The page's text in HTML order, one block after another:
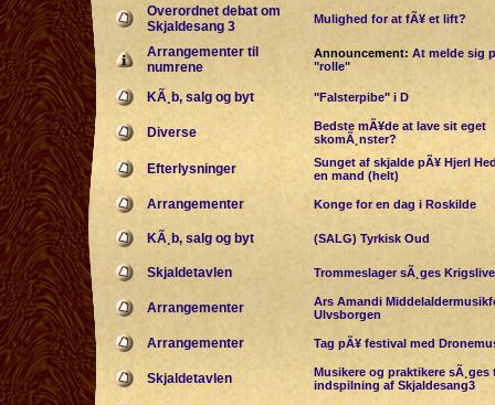
Overordnet debat om
Skjaldesang 3
Mulighed for at fÃ¥ et lift?
Arrangementer til
numrene
Announcement: At melde sig
"rolle"
KÃ¸b, salg og byt "Falsterpibe" i D
Diverse
Bedste mÃ¥de at lave sit eget
skomÃ¸nster?
Efterlysninger
Sunget af skjalde pÃ¥ Hjerl
en mand (helt)
Arrangementer Konge for en dag i Roskilde
KÃ¸b, salg og byt (SALG) Tyrkisk Oud
Skjaldetavlen Trommeslager sÃ¸ges
Arrangementer
Ars Amandi
Ulvsborgen
Arrangementer Tag pÃ¥ festival med
Skjaldetavlen
Musikere og praktikere sÃ¸ges
indspilning af Skjaldesang3